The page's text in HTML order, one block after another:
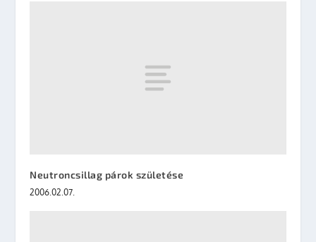
Neutroncsillag párok születése
2006.02.07.